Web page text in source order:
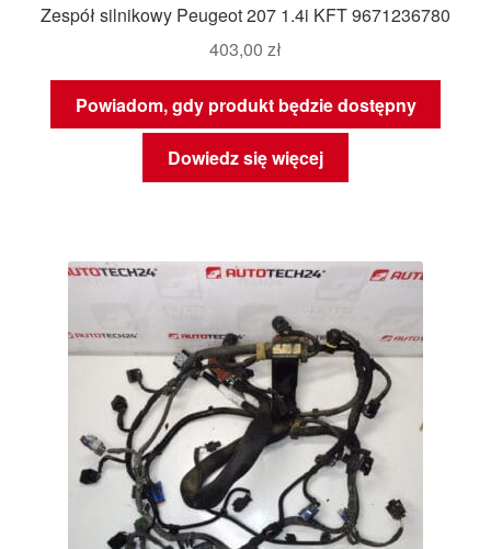
Zespół silnikowy Peugeot 207 1.4i KFT 9671236780
403,00 zł
Powiadom, gdy produkt będzie dostępny
Dowiedz się więcej